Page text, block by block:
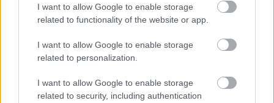
I want to allow Google to enable storage
related to functionality of the website or app.
I want to allow Google to enable storage
related to personalization.
I want to allow Google to enable storage
related to security, including authentication
mellett természetesen a helyi borok ...